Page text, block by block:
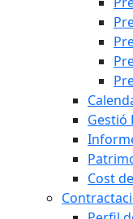
Gestió
Cost